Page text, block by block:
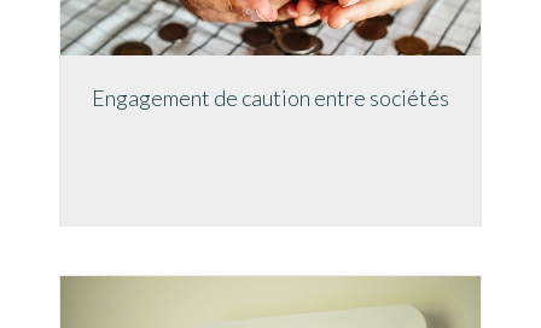
Engagement de caution entre sociétés